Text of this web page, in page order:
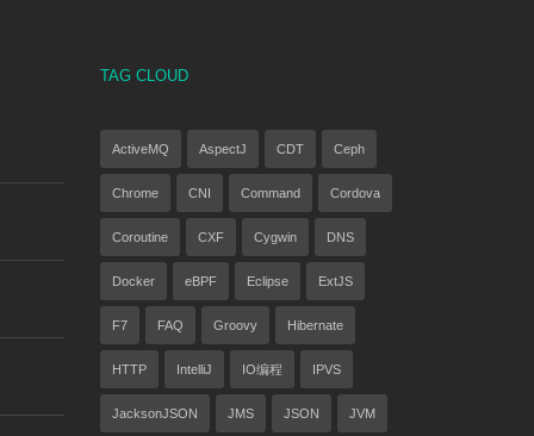
TAG CLOUD
ActiveMQ AspectJ CDT Ceph
Chrome CNI Command Cordova
Coroutine CXF Cygwin DNS
Docker eBPF Eclipse ExtJS
F7 FAQ Groovy Hibernate
HTTP IntelliJ IO编程 IPVS
JacksonJSON JMS JSON JVM